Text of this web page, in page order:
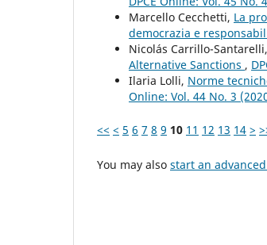
Marcello Cecchetti, La
democrazia e
Nicolás Carrillo-Santarelli,
Alternative Sanctions ,
Ilaria Lolli, Norme
Online: Vol. 44 No. 3
<< < 5 6 7 8 9 10 11 12 13 14 >
You may also start an